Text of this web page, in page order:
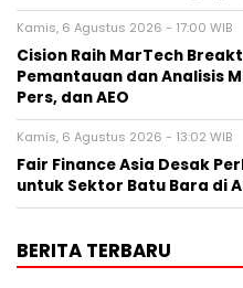
Kamis, 6 Agustus 2026 - 17:00 WIB
Cision Raih MarTech
Pemantauan dan Analisis
Pers, dan AEO
Kamis, 6 Agustus 2026 - 13:02 WIB
Fair Finance Asia Desak
untuk Sektor Batu Bara di
BERITA TERBARU